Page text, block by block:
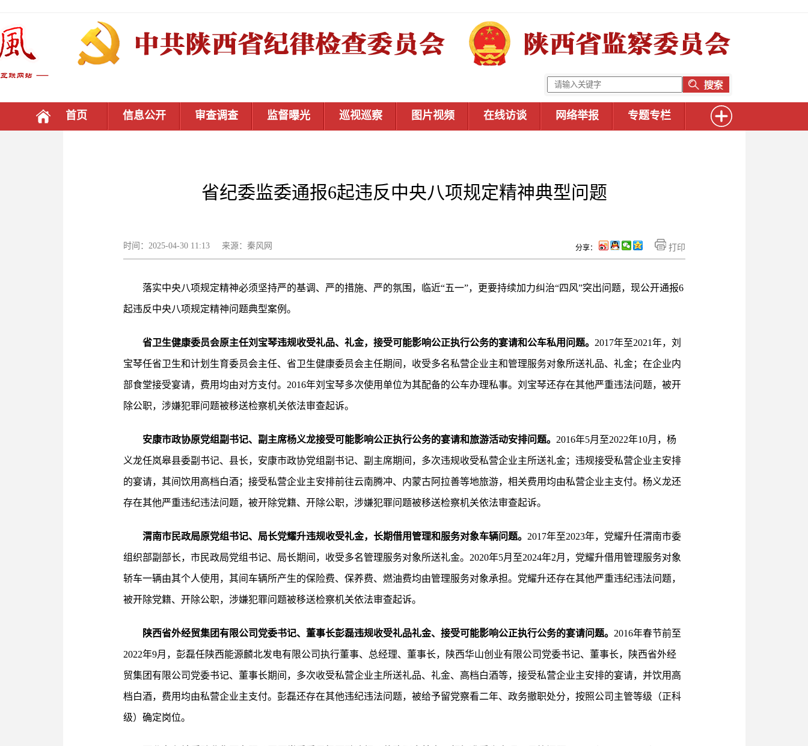
首页 信息公开 审查调查 监督曝光 巡视巡察 图片视频 在线访谈 网络举报 专题专栏
省纪委监委通报6起违反中央八项规定精神典型问题
时间：2025-04-30 11:13 来源：秦风网 打印
分享：
落实中央八项规定精神必须坚持严的基调、严的措施、严的氛围，临近“五一”，更要持续加力纠治“四风”突出问题，现公开通报6
起违反中央八项规定精神问题典型案例。
省卫生健康委员会原主任刘宝琴违规收受礼品、礼金，接受可能影响公正执行公务的宴请和公车私用问题。 2017年至2021年，刘
宝琴任省卫生和计划生育委员会主任、省卫生健康委员会主任期间，收受多名私营企业主和管理服务对象所送礼品、礼金；在企业内
部食堂接受宴请，费用均由对方支付。2016年刘宝琴多次使用单位为其配备的公车办理私事。刘宝琴还存在其他严重违法问题，被开
除公职，涉嫌犯罪问题被移送检察机关依法审查起诉。
安康市政协原党组副书记、副主席杨义龙接受可能影响公正执行公务的宴请和旅游活动安排问题。 2016年5月至2022年10月，杨
义龙任岚皋县委副书记、县长，安康市政协党组副书记、副主席期间，多次违规收受私营企业主所送礼金；违规接受私营企业主安排
的宴请，其间饮用高档白酒；接受私营企业主安排前往云南腾冲、内蒙古阿拉善等地旅游，相关费用均由私营企业主支付。杨义龙还
存在其他严重违纪违法问题，被开除党籍、开除公职，涉嫌犯罪问题被移送检察机关依法审查起诉。
渭南市民政局原党组书记、局长党耀升违规收受礼金，长期借用管理和服务对象车辆问题。 2017年至2023年，党耀升任渭南市委
组织部副部长，市民政局党组书记、局长期间，收受多名管理服务对象所送礼金。2020年5月至2024年2月，党耀升借用管理服务对象
轿车一辆由其个人使用，其间车辆所产生的保险费、保养费、燃油费均由管理服务对象承担。党耀升还存在其他严重违纪违法问题，
被开除党籍、开除公职，涉嫌犯罪问题被移送检察机关依法审查起诉。
陕西省外经贸集团有限公司党委书记、董事长彭磊违规收受礼品礼金、接受可能影响公正执行公务的宴请问题。 2016年春节前至
2022年9月，彭磊任陕西能源麟北发电有限公司执行董事、总经理、董事长，陕西华山创业有限公司党委书记、董事长，陕西省外经
贸集团有限公司党委书记、董事长期间，多次收受私营企业主所送礼品、礼金、高档白酒等，接受私营企业主安排的宴请，并饮用高
档白酒，费用均由私营企业主支付。彭磊还存在其他违纪违法问题，被给予留党察看二年、政务撤职处分，按照公司主管等级（正科
级）确定岗位。